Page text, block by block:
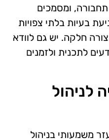
תחבורה, ומסמכים
בעיות בלתי צפויות
חלקה. יש גם לוודא
לתכנית ולזמנים
לניהול
משמעותי בניהול